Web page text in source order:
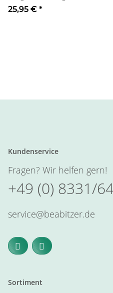
25,95 € *
Kundenservice
Fragen? Wir helfen gern!
+49 (0) 8331/
service@beabitzer.de
Sortiment